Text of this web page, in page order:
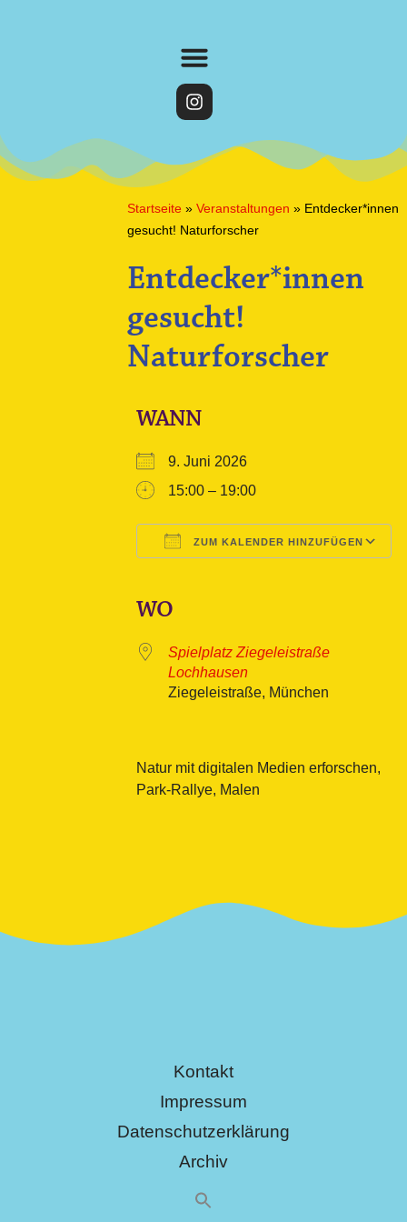
Startseite » Veranstaltungen » Entdecker*innen
gesucht! Naturforscher
Entdecker*innen
gesucht!
Naturforscher
WANN
9. Juni 2026
15:00 – 19:00
ZUM KALENDER HINZUFÜGEN
WO
Spielplatz Ziegeleistraße
Lochhausen
Ziegeleistraße, München
Natur mit digitalen Medien erforschen,
Park-Rallye, Malen
Kontakt
Impressum
Datenschutzerklärung
Archiv